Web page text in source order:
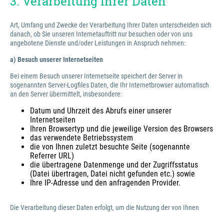
Art, Umfang und Zwecke der Verarbeitung Ihrer Daten unterscheiden sich
danach, ob Sie unseren Internetauftritt nur besuchen oder von uns
angebotene Dienste und/oder Leistungen in Anspruch nehmen:
a) Besuch unserer Internetseiten
Bei einem Besuch unserer Internetseite speichert der Server in
sogenannten Server-Logfiles Daten, die Ihr Internetbrowser automatisch
an den Server übermittelt, insbesondere:
Datum und Uhrzeit des Abrufs einer unserer
Internetseiten
Ihren Browsertyp und die jeweilige Version des Browsers
das verwendete Betriebssystem
die von Ihnen zuletzt besuchte Seite (sogenannte
Referrer URL)
die übertragene Datenmenge und der Zugriffsstatus
(Datei übertragen, Datei nicht gefunden etc.) sowie
Ihre IP-Adresse und den anfragenden Provider.
Die Verarbeitung dieser Daten erfolgt, um die Nutzung der von Ihnen